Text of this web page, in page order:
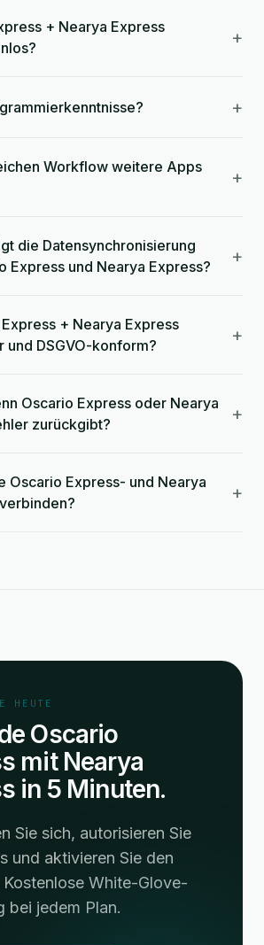
+ Nearya Express
+
+
Workflow weitere Apps
+
die Datensynchronisierung
Express und Nearya Express?
+
+ Nearya Express
und DSGVO-konform?
+
Oscario Express oder Nearya
zurückgibt?
+
Oscario Express- und Nearya
+
HEUTE
Oscario
mit Nearya
in 5 Minuten.
Sie sich, autorisieren Sie
und aktivieren Sie den
White-Glove-
bei jedem Plan.